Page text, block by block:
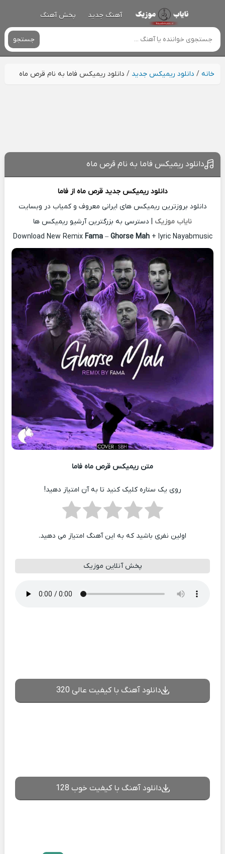
آهنگ جدید پخش آهنگ
جستجو
خانه/ دانلود ریمیکس جدید / دانلود ریمیکس فاما به نام قرص ماه
دانلود ریمیکس فاما به نام قرص ماه
دانلود ریمیکس جدید قرص ماه ازفاما
دانلود بروزترین ریمیکس های ایرانی معروف و کمیاب در وبسایت
نایاب موزیک | دسترسی به بزرگترین آرشیو ریمیکس ها
Download New Remix Fama– Ghorse Mah+ lyric Nayabmusic
متن ریمیکس قرص ماه فاما
روی یک ستاره کلیک کنید تا به آن امتیاز دهید!
اولین نفری باشید که به این آهنگ امتیاز می دهید.
پخش آنلاین موزیک
دانلود آهنگ با کیفیت عالی 320
دانلود آهنگ با کیفیت خوب 128